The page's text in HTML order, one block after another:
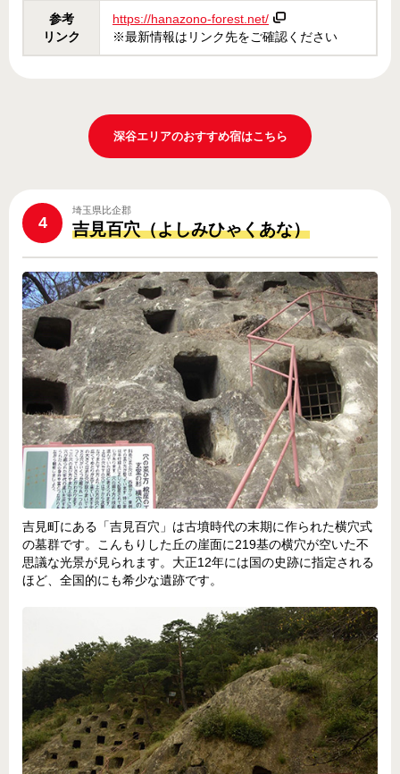
参考
リンク
https://hanazono-forest.net/
※最新情報はリンク先をご確認ください
深谷エリアのおすすめ宿はこちら
4
埼玉県比企郡
吉見百穴（よしみひゃくあな）
吉見町にある「吉見百穴」は古墳時代の末期に作られた横穴式
の墓群です。こんもりした丘の崖面に219基の横穴が空いた不
思議な光景が見られます。大正12年には国の史跡に指定される
ほど、全国的にも希少な遺跡です。